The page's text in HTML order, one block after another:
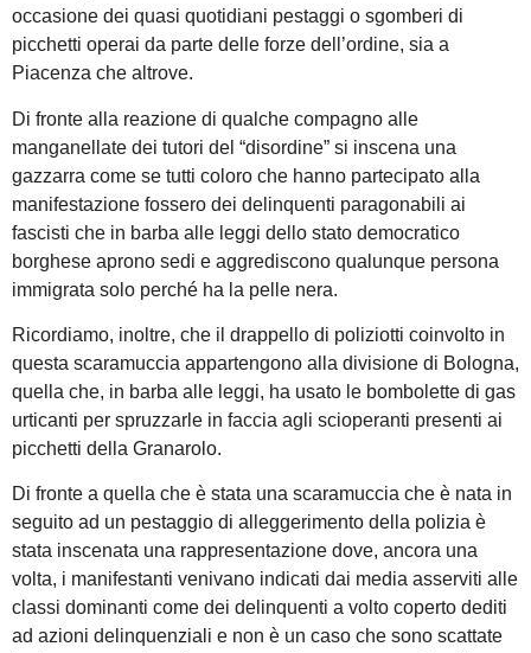
occasione dei quasi quotidiani pestaggi o sgomberi di
picchetti operai da parte delle forze dell’ordine, sia a
Piacenza che altrove.
Di fronte alla reazione di qualche compagno alle
manganellate dei tutori del “disordine” si inscena una
gazzarra come se tutti coloro che hanno partecipato alla
manifestazione fossero dei delinquenti paragonabili ai
fascisti che in barba alle leggi dello stato democratico
borghese aprono sedi e aggrediscono qualunque persona
immigrata solo perché ha la pelle nera.
Ricordiamo, inoltre, che il drappello di poliziotti coinvolto in
questa scaramuccia appartengono alla divisione di Bologna,
quella che, in barba alle leggi, ha usato le bombolette di gas
urticanti per spruzzarle in faccia agli scioperanti presenti ai
picchetti della Granarolo.
Di fronte a quella che è stata una scaramuccia che è nata in
seguito ad un pestaggio di alleggerimento della polizia è
stata inscenata una rappresentazione dove, ancora una
volta, i manifestanti venivano indicati dai media asserviti alle
classi dominanti come dei delinquenti a volto coperto dediti
ad azioni delinquenziali e non è un caso che sono scattate